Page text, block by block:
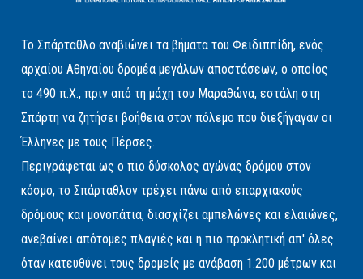
Το Σπάρταθλο αναβιώνει τα βήματα του Φειδιππίδη, ενός
αρχαίου Αθηναίου δρομέα μεγάλων αποστάσεων, ο οποίος
το 490 π.Χ., πριν από τη μάχη του Μαραθώνα, εστάλη στη
Σπάρτη να ζητήσει βοήθεια στον πόλεμο που διεξήγαγαν οι
Έλληνες με τους Πέρσες.
Περιγράφεται ως ο πιο δύσκολος αγώνας δρόμου στον
κόσμο, το Σπάρταθλον τρέχει πάνω από επαρχιακούς
δρόμους και μονοπάτια, διασχίζει αμπελώνες και ελαιώνες,
ανεβαίνει απότομες πλαγιές και η πιο προκλητική απ' όλες
όταν κατευθύνει τους δρομείς με ανάβαση 1.200 μέτρων και